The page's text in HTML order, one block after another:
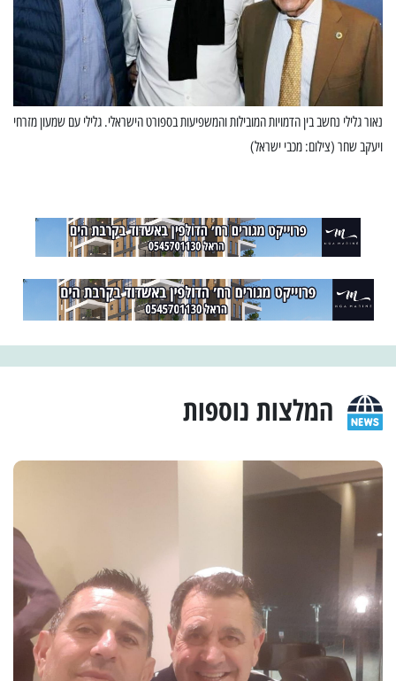
נאור גלילי נחשב בין הדמויות המובילות והמשפיעות בספורט הישראלי. גלילי עם שמעון מזרחי
ויעקב שחר (צילום: מכבי ישראל)
המלצות נוספות